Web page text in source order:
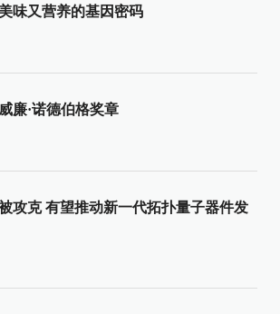
味又营养的基因密码
廉·诺德伯格奖章
攻克 有望推动新一代拓扑量子器件发